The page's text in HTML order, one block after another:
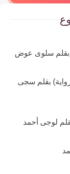
سلوى عوض
بقلم سجى
لوجى أحمد